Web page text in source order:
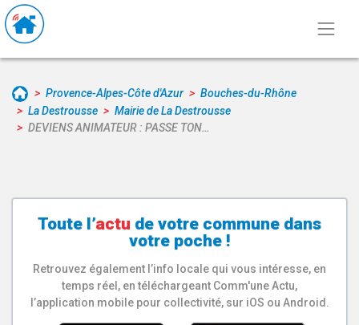
Provence-Alpes-Côte d'Azur
Bouches-du-Rhône
La Destrousse
Mairie de La Destrousse
DEVIENS ANIMATEUR : PASSE TON…
Toute l’actu de votre commune dans
votre poche !
Retrouvez également l’info locale qui vous intéresse, en
temps réel, en téléchargeant Comm'une Actu,
l’application mobile pour collectivité, sur iOS ou Android.